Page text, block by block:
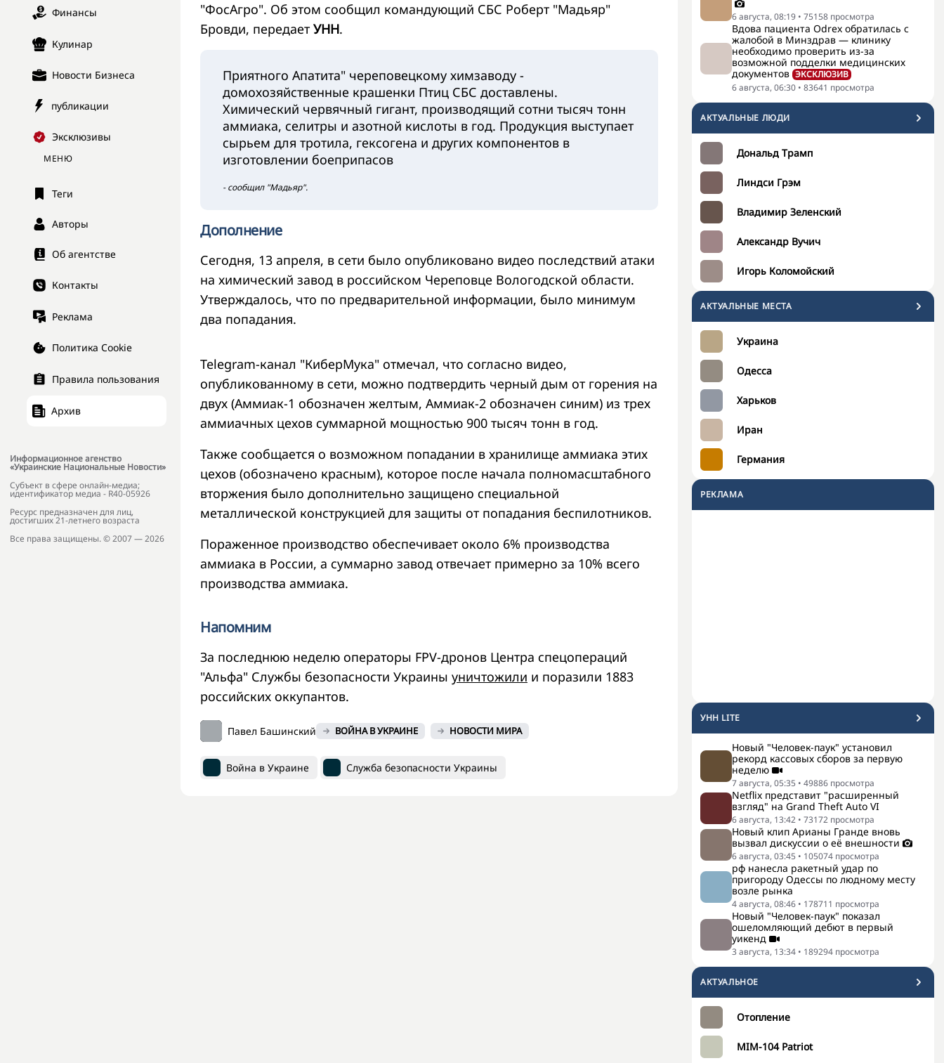
Финансы
Кулинар
Новости Бизнеса
публикации
Эксклюзивы
МЕНЮ
Теги
Авторы
Об агентстве
Контакты
Реклама
Политика Cookie
Правила пользования
Архив
Информационное агенство
«Украинские Национальные Новости»
Субъект в сфере онлайн-медиа;
идентификатор медиа - R40-05926
Ресурс предназначен для лиц,
достигших 21-летнего возраста
Все права защищены. © 2007 — 2026
6 августа, 08:19 • 75158 просмотра
Вдова пациента Odrex обратилась с
жалобой в Минздрав — клинику
необходимо проверить из-за
возможной подделки медицинских
документов ЭКСКЛЮЗИВ
6 августа, 06:30 • 83641 просмотра
АКТУАЛЬНЫЕ ЛЮДИ
Дональд Трамп
Линдси Грэм
Владимир Зеленский
Александр Вучич
Игорь Коломойский
АКТУАЛЬНЫЕ МЕСТА
Украина
Одесса
Харьков
Иран
Германия
РЕКЛАМА
УНН LITE
Новый "Человек-паук" установил
рекорд кассовых сборов за первую
неделю
7 августа, 05:35 • 49886 просмотра
Netflix представит "расширенный
взгляд" на Grand Theft Auto VI
6 августа, 13:42 • 73172 просмотра
Новый клип Арианы Гранде вновь
вызвал дискуссии о её внешности
6 августа, 03:45 • 105074 просмотра
рф нанесла ракетный удар по
пригороду Одессы по людному месту
возле рынка
4 августа, 08:46 • 178711 просмотра
Новый "Человек-паук" показал
ошеломляющий дебют в первый
уикенд
3 августа, 13:34 • 189294 просмотра
АКТУАЛЬНОЕ
Отопление
MIM-104 Patriot
"ФосАгро". Об этом сообщил командующий СБС Роберт "Мадьяр"
Бровди, передает УНН.
Приятного Апатита" череповецкому химзаводу -
домохозяйственные крашенки Птиц СБС доставлены.
Химический червячный гигант, производящий сотни тысяч тонн
аммиака, селитры и азотной кислоты в год. Продукция выступает
сырьем для тротила, гексогена и других компонентов в
изготовлении боеприпасов
- сообщил "Мадьяр".
Дополнение
Сегодня, 13 апреля, в сети было опубликовано видео последствий атаки
на химический завод в российском Череповце Вологодской области.
Утверждалось, что по предварительной информации, было минимум
два попадания.
Telegram-канал "КиберМука" отмечал, что согласно видео,
опубликованному в сети, можно подтвердить черный дым от горения на
двух (Аммиак-1 обозначен желтым, Аммиак-2 обозначен синим) из трех
аммиачных цехов суммарной мощностью 900 тысяч тонн в год.
Также сообщается о возможном попадании в хранилище аммиака этих
цехов (обозначено красным), которое после начала полномасштабного
вторжения было дополнительно защищено специальной
металлической конструкцией для защиты от попадания беспилотников.
Пораженное производство обеспечивает около 6% производства
аммиака в России, а суммарно завод отвечает примерно за 10% всего
производства аммиака.
Напомним
За последнюю неделю операторы FPV-дронов Центра спецопераций
"Альфа" Службы безопасности Украины уничтожили и поразили 1883
российских оккупантов.
Павел Башинский ВОЙНА В УКРАИНЕ НОВОСТИ МИРА
Война в Украине Служба безопасности Украины